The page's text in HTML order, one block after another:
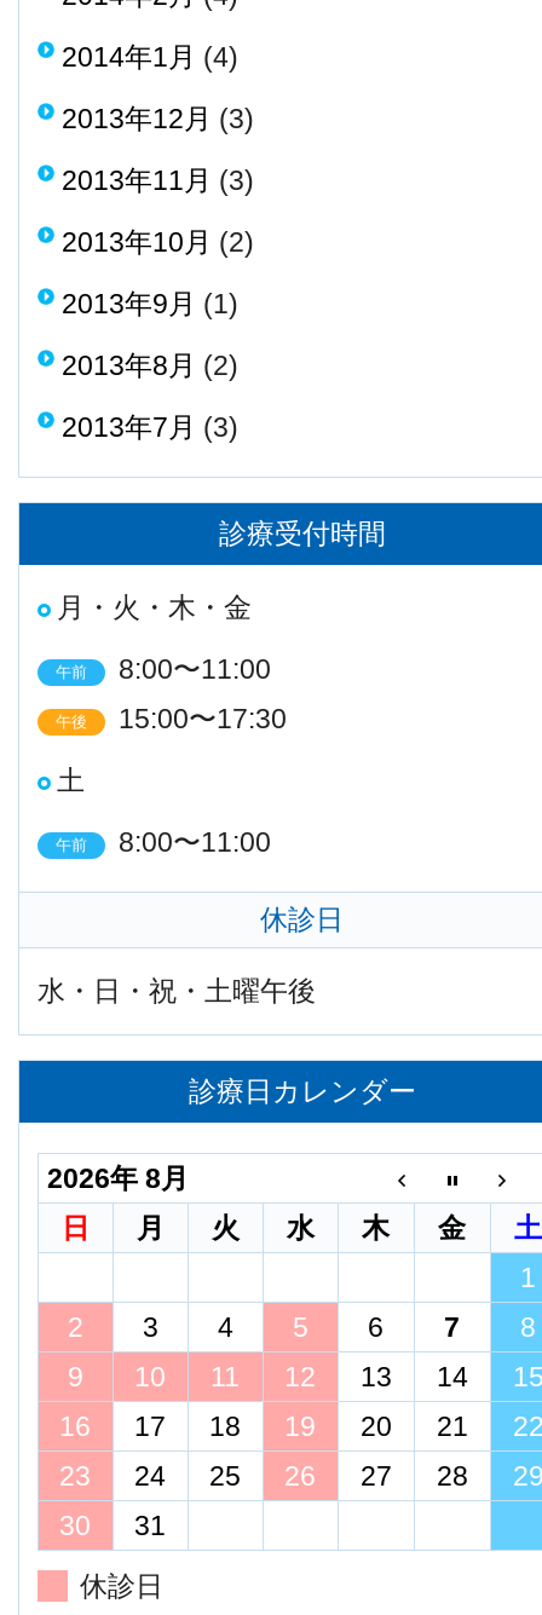
2014年1月 (4)
2013年12月 (3)
2013年11月 (3)
2013年10月 (2)
2013年9月 (1)
2013年8月 (2)
2013年7月 (3)
診療受付時間
月・火・木・金
午前 8:00〜11:00
午後
15:00〜17:30
土
午前 8:00〜11:00
休診日
水・日・祝・土曜午後
診療日カレンダー
2026年 8月
日
月 火 水 木 金
土
1
2
3 4 5 6 7
8
9
10 11 12 13 14
16
17 18 19 20 21
23
24 25 26 27 28
30
31
休診日